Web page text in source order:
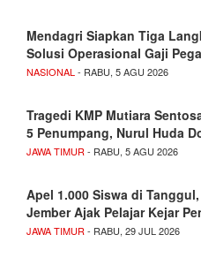
Mendagri Siapkan Tiga
Solusi Operasional Gaji
NASIONAL - RABU, 5 AGU 2026
Tragedi KMP Mutiara
5 Penumpang, Nurul Huda
JAWA TIMUR - RABU, 5 AGU 2026
Apel 1.000 Siswa di
Jember Ajak Pelajar Kejar
JAWA TIMUR - RABU, 29 JUL 2026